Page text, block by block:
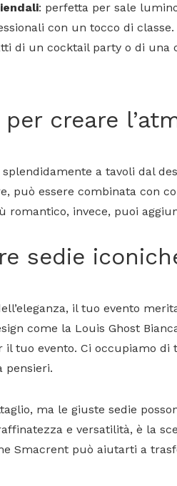
: perfetta per sale
con un tocco di classe.
di un cocktail party o di una
creare
a tavoli dal
può essere combinata con
romantico, invece, puoi
sedie
il tuo evento
come la Louis Ghost
tuo evento. Ci occupiamo di
pensieri.
ma le giuste sedie
e versatilità, è la
Smacrent può aiutarti a